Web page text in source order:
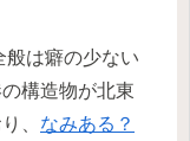
般は癖の少ない
構造物が北東
、 なみある？